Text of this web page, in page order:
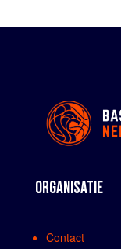
ORGANISATIE
Contact